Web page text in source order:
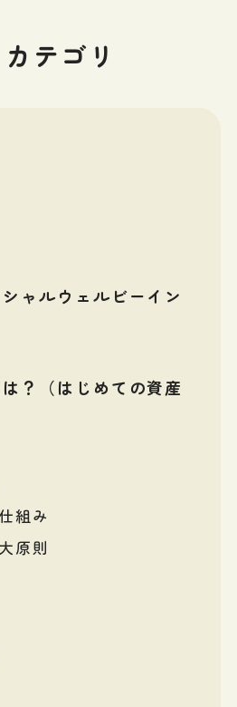
カテゴリ
ャルウェルビーイン
？（はじめての資産
組み
原則